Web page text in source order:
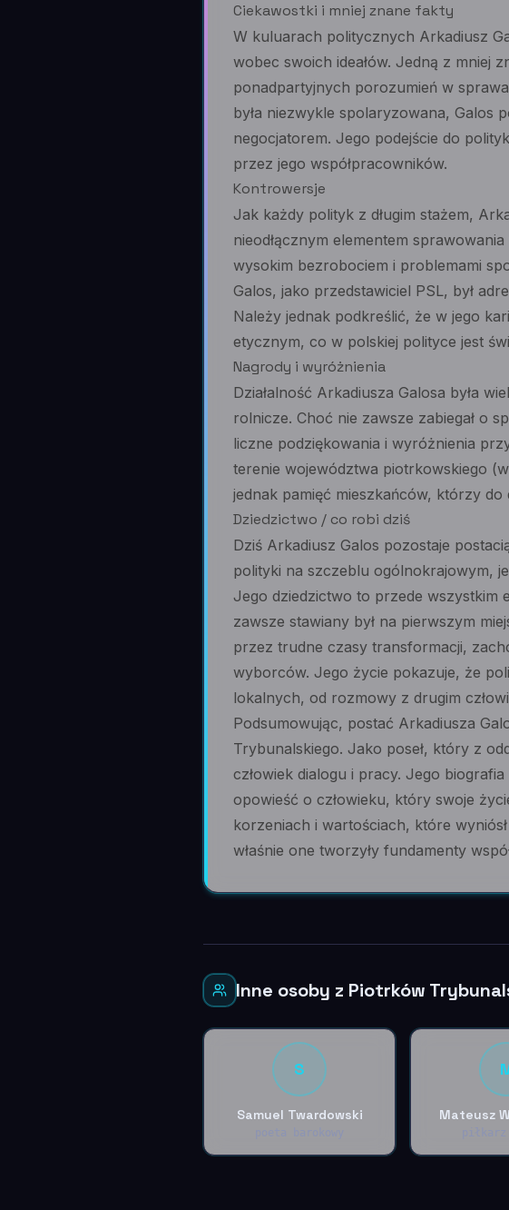
Ciekawostki i mniej znane fakty
W kuluarach politycznych Arkadiusz
wobec swoich ideałów. Jedną z mniej
ponadpartyjnych porozumień w
była niezwykle spolaryzowana, Galos
negocjatorem. Jego podejście do
przez jego współpracowników.
Kontrowersje
Jak każdy polityk z długim stażem,
nieodłącznym elementem
wysokim bezrobociem i problemami
Galos, jako przedstawiciel PSL, był
Należy jednak podkreślić, że w jego
etycznym, co w polskiej polityce jest
Nagrody i wyróżnienia
Działalność Arkadiusza Galosa była
rolnicze. Choć nie zawsze zabiegał o
liczne podziękowania i wyróżnienia
terenie województwa piotrkowskiego
jednak pamięć mieszkańców, którzy do
Dziedzictwo / co robi dziś
Dziś Arkadiusz Galos pozostaje
polityki na szczeblu ogólnokrajowym,
Jego dziedzictwo to przede wszystkim
zawsze stawiany był na pierwszym
przez trudne czasy transformacji,
wyborców. Jego życie pokazuje, że
lokalnych, od rozmowy z drugim
Podsumowując, postać Arkadiusza
Trybunalskiego. Jako poseł, który z
człowiek dialogu i pracy. Jego
opowieść o człowieku, który swoje
korzeniach i wartościach, które
właśnie one tworzyły fundamenty
Inne osoby z Piotrków
S
Samuel Twardowski Mateusz